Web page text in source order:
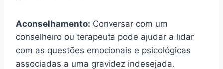
Aconselhamento: Conversar com um
conselheiro ou terapeuta pode ajudar a lidar
com as questões emocionais e psicológicas
associadas a uma gravidez indesejada.